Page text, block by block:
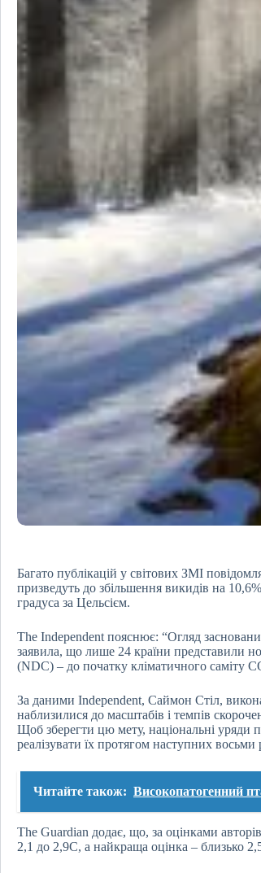
Багато публікацій у світових ЗМІ
призведуть до збільшення викидів на
градуса за Цельсієм.
The Independent пояснює: “Огляд
заявила, що лише 24 країни представили
(NDC) – до початку кліматичного саміту
За даними Independent, Саймон Стіл,
наблизилися до масштабів і темпів
Щоб зберегти цю мету, національні уряди
реалізувати їх протягом наступних восьми
Читайте також: Високопатогенний
The Guardian додає, що, за оцінками
2,1 до 2,9С, а найкраща оцінка – близько